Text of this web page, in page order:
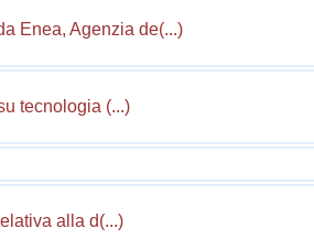
Enea, Agenzia de(...)
tecnologia (...)
alla d(...)